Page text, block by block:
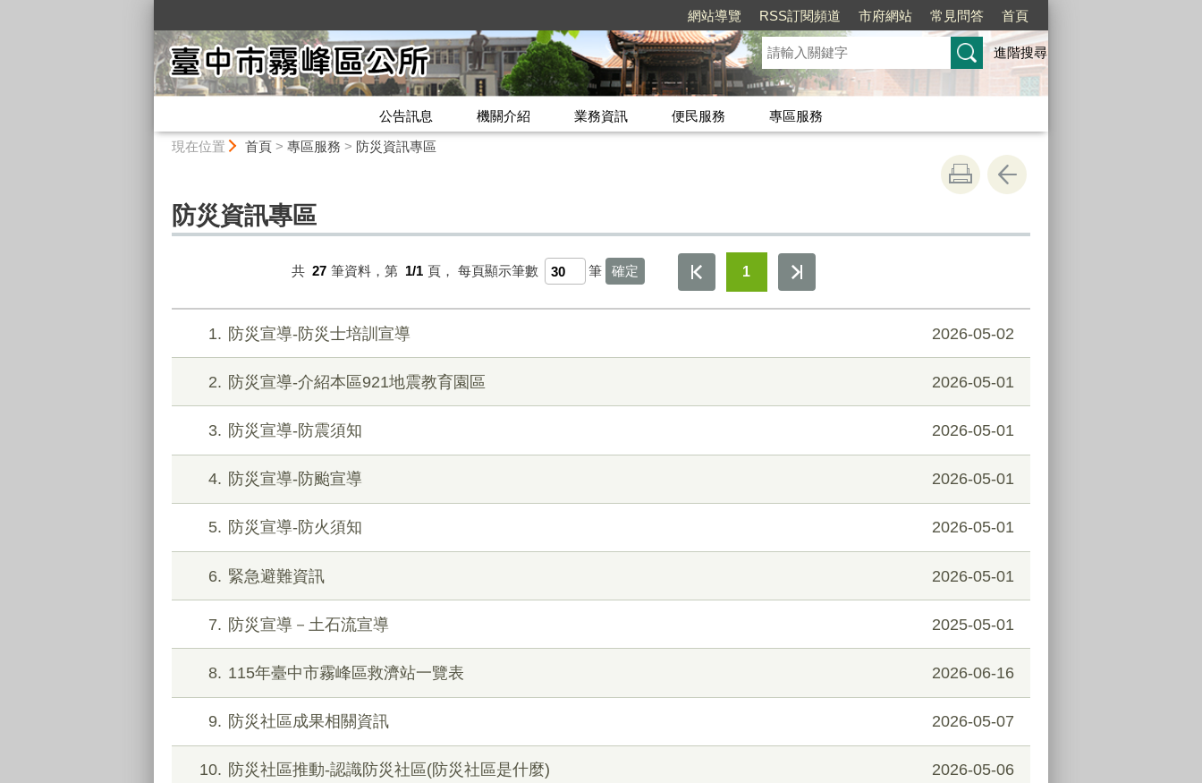
網站導覽 RSS訂閱頻道 市府網站 常見問答 首頁
進階搜尋
公告訊息 機關介紹 業務資訊 便民服務
專區服務
現在位置 首頁> 專區服務 > 防災資訊專區
防災資訊專區
共 27 筆資料，第 1/1 頁， 每頁顯示筆數 筆 1
1 防災宣導-防災士培訓宣導 2026-05-02
2 防災宣導-介紹本區921地震教育園區 2026-05-01
3 防災宣導-防震須知 2026-05-01
4 防災宣導-防颱宣導 2026-05-01
5 防災宣導-防火須知 2026-05-01
6 緊急避難資訊 2026-05-01
7 防災宣導－土石流宣導 2025-05-01
8 115年臺中市霧峰區救濟站一覽表 2026-06-16
9 防災社區成果相關資訊 2026-05-07
10 防災社區推動-認識防災社區(防災社區是什麼) 2026-05-06